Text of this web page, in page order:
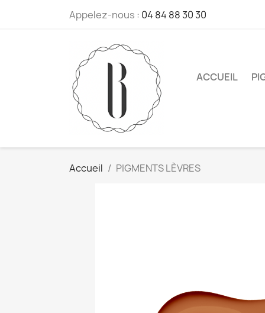
Appelez-nous : 04 84 88 30 30
ACCUEIL
Accueil PIGMENTS LÈVRES